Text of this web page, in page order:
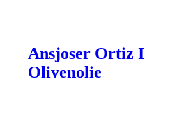
Ansjoser Ortiz I
Olivenolie